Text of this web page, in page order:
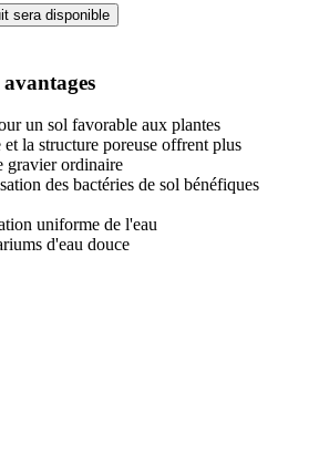
sera disponible
un sol favorable aux plantes
la structure poreuse offrent plus
gravier ordinaire
des bactéries de sol bénéfiques
uniforme de l'eau
d'eau douce